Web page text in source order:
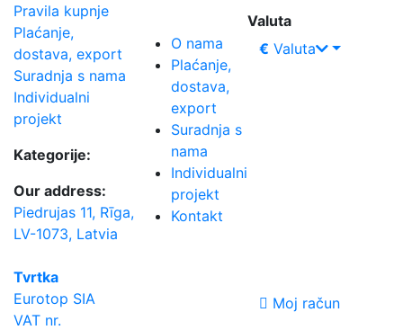
Pravila kupnje
Plaćanje,
dostava, export
Suradnja s nama
Individualni
projekt
Kategorije:
Our address:
Piedrujas 11, Rīga,
LV-1073, Latvia
Tvrtka
Eurotop SIA
VAT nr.
O nama
Plaćanje,
dostava,
export
Suradnja s
nama
Individualni
projekt
Kontakt
Valuta
€ Valuta
Moj račun